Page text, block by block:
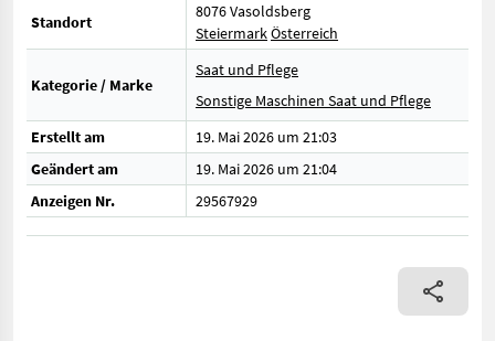
Standort
8076 Vasoldsberg
SteiermarkÖsterreich
Kategorie / Marke
Saat und Pflege
Sonstige Maschinen Saat und Pflege
Erstellt am
19. Mai 2026 um 21:03
Geändert am
19. Mai 2026 um 21:04
Anzeigen Nr.
29567929